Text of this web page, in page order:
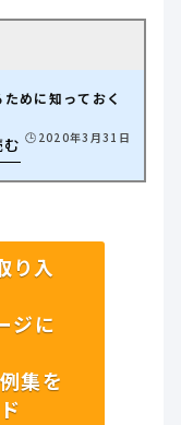
めに知っておく
🕒️2020年3月31日
り入
ジに
集を